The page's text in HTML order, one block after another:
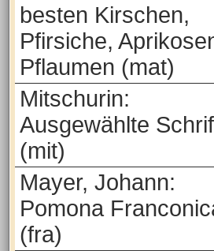
besten Kirschen,
Pfirsiche,
Pflaumen (mat)
Mitschurin:
Ausgewählte
(mit)
Mayer, Johann:
Pomona
(fra)